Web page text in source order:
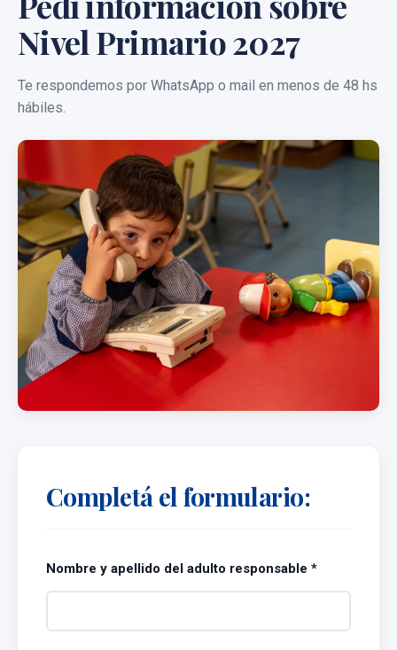
Nivel Primario 2027
Te respondemos por WhatsApp o mail en menos de 48 hs
hábiles.
Completá el formulario:
Nombre y apellido del adulto responsable *